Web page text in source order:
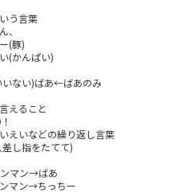
う言葉
、
(豚)
(かんぱい)
ない)ばあ←ばあのみ
えること
えいなどの繰り返し言葉
し指をたてて)
マン→ばあ
マン→ちっちー